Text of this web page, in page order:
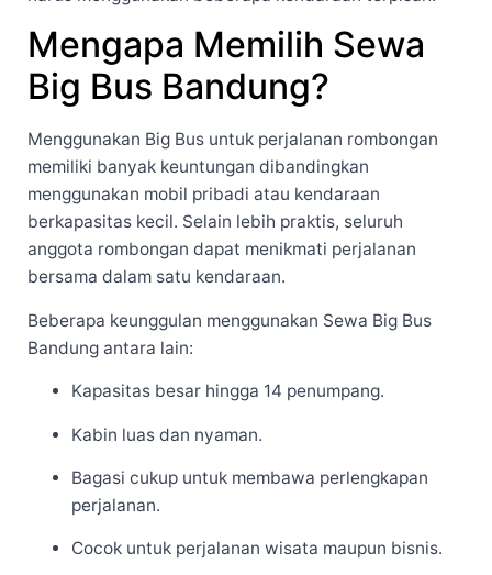
Mengapa Memilih Sewa
Big Bus Bandung?
Menggunakan Big Bus untuk perjalanan rombongan
memiliki banyak keuntungan dibandingkan
menggunakan mobil pribadi atau kendaraan
berkapasitas kecil. Selain lebih praktis, seluruh
anggota rombongan dapat menikmati perjalanan
bersama dalam satu kendaraan.
Beberapa keunggulan menggunakan Sewa Big Bus
Bandung antara lain:
Kapasitas besar hingga 14 penumpang.
Kabin luas dan nyaman.
Bagasi cukup untuk membawa perlengkapan
perjalanan.
Cocok untuk perjalanan wisata maupun bisnis.